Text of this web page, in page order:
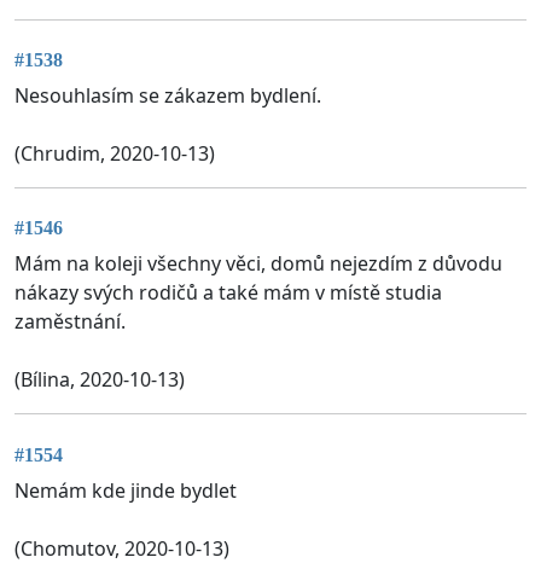
#1538
Nesouhlasím se zákazem bydlení.
(Chrudim, 2020-10-13)
#1546
Mám na koleji všechny věci, domů nejezdím z důvodu
nákazy svých rodičů a také mám v místě studia
zaměstnání.
(Bílina, 2020-10-13)
#1554
Nemám kde jinde bydlet
(Chomutov, 2020-10-13)